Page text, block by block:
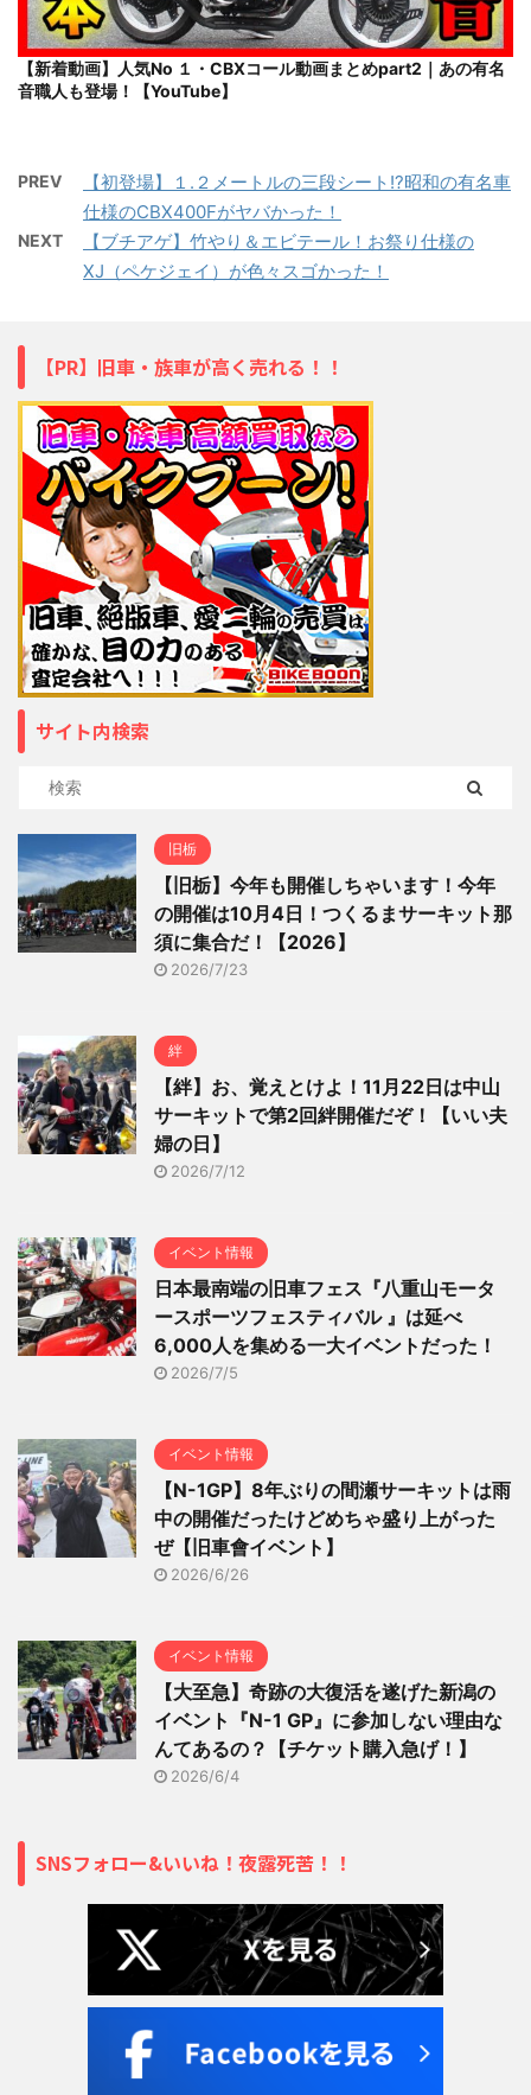
【新着動画】人気No １・CBXコール動画まとめpart2｜あの有名
音職人も登場！【YouTube】
PREV
【初登場】１.２メートルの三段シート!?昭和の有名車
仕様のCBX400Fがヤバかった！
NEXT
【ブチアゲ】竹やり＆エビテール！お祭り仕様の
XJ（ペケジェイ）が色々スゴかった！
【PR】旧車・族車が高く売れる！！
サイト内検索
旧栃
【旧栃】今年も開催しちゃいます！今年
の開催は10月4日！つくるまサーキット那
須に集合だ！【2026】
2026/7/23
絆
【絆】お、覚えとけよ！11月22日は中山
サーキットで第2回絆開催だぞ！【いい夫
婦の日】
2026/7/12
イベント情報
日本最南端の旧車フェス『八重山モータ
ースポーツフェスティバル 』は延べ
6,000人を集める一大イベントだった！
2026/7/5
イベント情報
【N-1GP】8年ぶりの間瀬サーキットは雨
中の開催だったけどめちゃ盛り上がった
ぜ【旧車會イベント】
2026/6/26
イベント情報
【大至急】奇跡の大復活を遂げた新潟の
イベント『N-1 GP』に参加しない理由な
んてあるの？【チケット購入急げ！】
2026/6/4
SNSフォロー&いいね！夜露死苦！！